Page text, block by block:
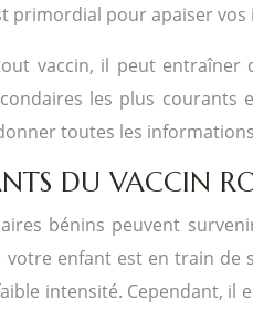
primordial pour apaiser
vaccin, il peut
les plus
toutes les
DU VACCIN
bénins peuvent
enfant est en train
intensité. Cependant,